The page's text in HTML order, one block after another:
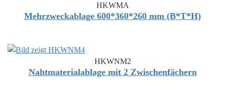
HKWMA
Mehrzweckablage 600*360*260 mm (B*T*H)
HKWNM2
Nahtmaterialablage mit 2 Zwischenfächern